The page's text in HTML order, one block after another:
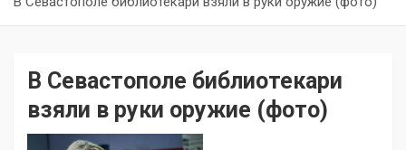
В Севастополе библиотекари
взяли в руки оружие (фото)